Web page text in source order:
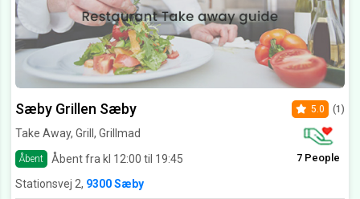
Sæby Grillen Sæby
Take Away, Grill, Grillmad
Åbent Åbent fra kl 12:00 til 19:45
5.0 (1)
7 People
Stationsvej 2, 9300 Sæby